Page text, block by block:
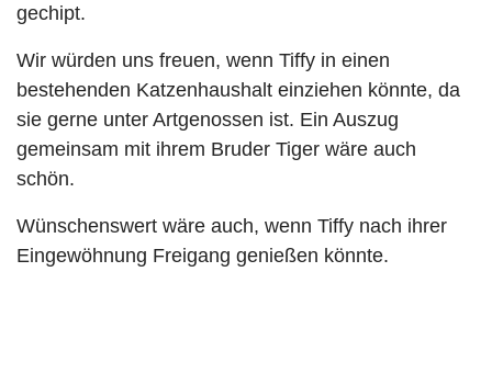
gechipt.
Wir würden uns freuen, wenn Tiffy in einen
bestehenden Katzenhaushalt einziehen könnte, da
sie gerne unter Artgenossen ist. Ein Auszug
gemeinsam mit ihrem Bruder Tiger wäre auch
schön.
Wünschenswert wäre auch, wenn Tiffy nach ihrer
Eingewöhnung Freigang genießen könnte.